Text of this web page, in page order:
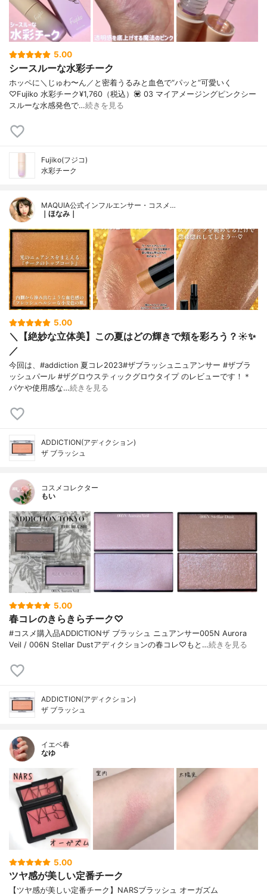
5.00
シースルーな水彩チーク
ホッペに＼じゅわ〜ん／と密着うるみと血色で“パッと”可愛いく
♡Fujiko 水彩チーク¥1,760（税込）💟 03 マイアメージングピンクシー
スルーな水感発色で…続きを見る
Fujiko(フジコ)
水彩チーク
MAQUIA公式インフルエンサー・コスメ…
｜ほなみ｜
5.00
＼【絶妙な立体美】この夏はどの輝きで頬を彩ろう？☀️✨
／
今回は、#addiction 夏コレ2023#ザブラッシュニュアンサー #ザブラ
ッシュパール #ザグロウスティックグロウタイプ のレビューです！＊
パケや使用感な…続きを見る
ADDICTION(アディクション)
ザ ブラッシュ
コスメコレクター
もい
5.00
春コレのきらきらチーク♡
#コスメ購入品ADDICTIONザ ブラッシュ ニュアンサー005N Aurora
Veil / 006N Stellar Dustアディクションの春コレ♡もと…続きを見る
ADDICTION(アディクション)
ザ ブラッシュ
イエベ春
なゆ
5.00
ツヤ感が美しい定番チーク
【ツヤ感が美しい定番チーク】NARSブラッシュ オーガズム